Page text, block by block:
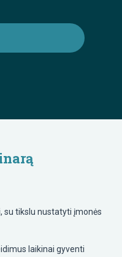
su tikslu nustatyti įmonės
laikinai gyventi